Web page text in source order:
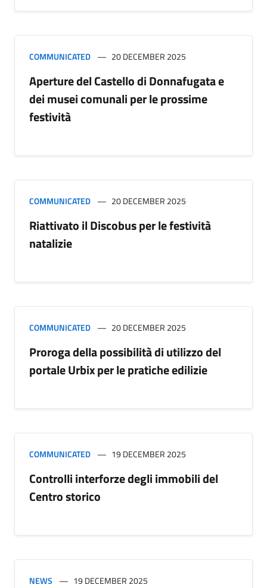
COMMUNICATED 20 DECEMBER 2025
Aperture del Castello di Donnafugata e
dei musei comunali per le prossime
festività
COMMUNICATED 20 DECEMBER 2025
Riattivato il Discobus per le festività
natalizie
COMMUNICATED 20 DECEMBER 2025
Proroga della possibilità di utilizzo del
portale Urbix per le pratiche edilizie
COMMUNICATED 19 DECEMBER 2025
Controlli interforze degli immobili del
Centro storico
NEWS 19 DECEMBER 2025